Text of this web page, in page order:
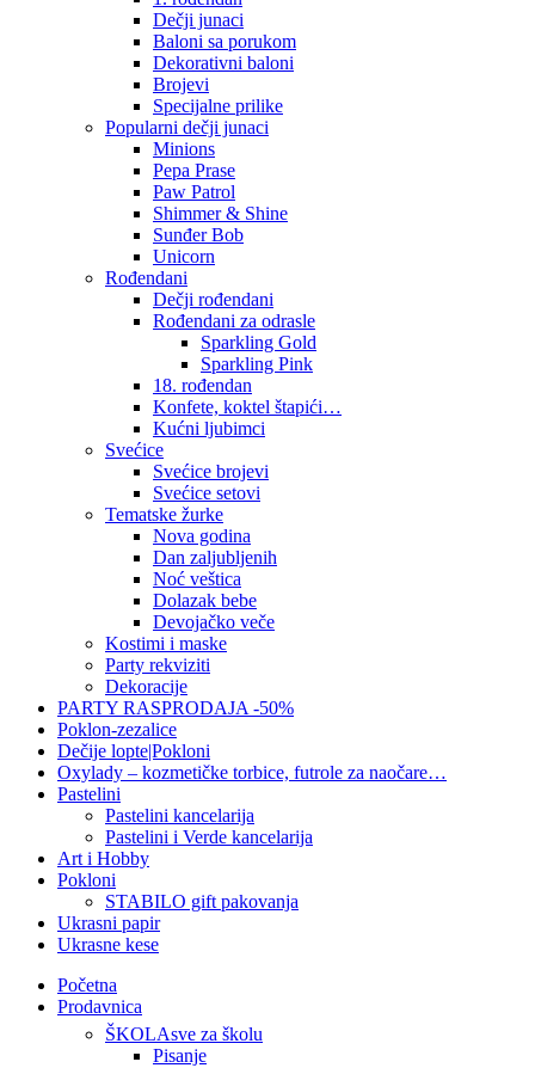
Dečji junaci
Baloni sa porukom
Dekorativni baloni
Brojevi
Specijalne prilike
Popularni dečji junaci
Minions
Pepa Prase
Paw Patrol
Shimmer & Shine
Sunđer Bob
Unicorn
Rođendani
Dečji rođendani
Rođendani za odrasle
Sparkling Gold
Sparkling Pink
18. rođendan
Konfete, koktel štapići…
Kućni ljubimci
Svećice
Svećice brojevi
Svećice setovi
Tematske žurke
Nova godina
Dan zaljubljenih
Noć veštica
Dolazak bebe
Devojačko veče
Kostimi i maske
Party rekviziti
Dekoracije
PARTY RASPRODAJA -50%
Poklon-zezalice
Dečije lopte|Pokloni
Oxylady – kozmetičke torbice, futrole za naočare…
Pastelini
Pastelini kancelarija
Pastelini i Verde kancelarija
Art i Hobby
Pokloni
STABILO gift pakovanja
Ukrasni papir
Ukrasne kese
Početna
Prodavnica
ŠKOLAsve za školu
Pisanje